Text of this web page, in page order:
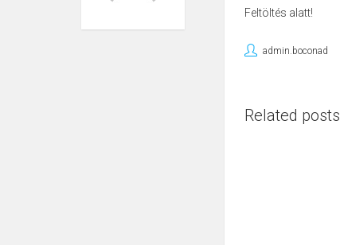
Feltöltés alatt!
admin.boconad
Related posts